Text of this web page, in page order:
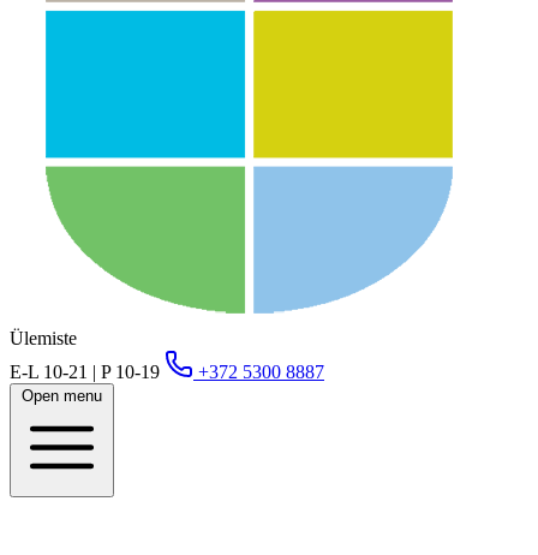
Ülemiste
E-L 10-21 | P 10-19
+372 5300 8887
Open menu